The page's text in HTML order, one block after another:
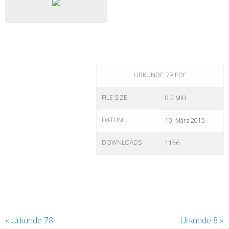
URKUNDE_79.PDF
FILE SIZE 0.2 MiB
DATUM 10. März 2015
DOWNLOADS 1156
« Urkunde 78 Urkunde 8 »